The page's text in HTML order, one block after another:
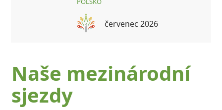
červenec 2026
Naše mezinárodní
sjezdy